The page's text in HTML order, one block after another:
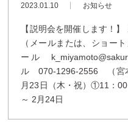
2023.01.10 お知らせ
【説明会を開催します！
（メールまたは、ショー
ール
ル 070-1296-2556 （宮
月23日（木・祝）①11
～ 2月24日